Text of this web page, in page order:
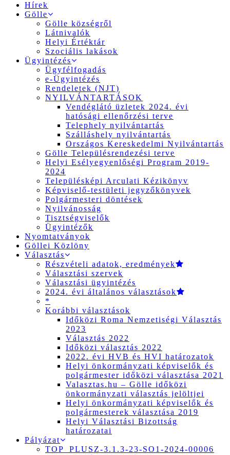
Hírek
Gölle
Gölle községről
Látnivalók
Helyi Értéktár
Szociális lakások
Ügyintézés
Ügyfélfogadás
e-Ügyintézés
Rendeletek (NJT)
NYILVÁNTARTÁSOK
Vendéglátó üzletek 2024. évi
hatósági ellenőrzési terve
Telephely nyilvántartás
Szálláshely nyilvántartás
Országos Kereskedelmi Nyilvántartás
Gölle Településrendezési terve
Helyi Esélyegyenlőségi Program 2019-
2024
Településképi Arculati Kézikönyv
Képviselő-testületi jegyzőkönyvek
Polgármesteri döntések
Nyilvánosság
Tisztségviselők
Ügyintézők
Nyomtatványok
Göllei Közlöny
Választás
Részvételi adatok, eredmények
Választási szervek
Választási ügyintézés
2024. évi általános választások
*
Korábbi választások
Időközi Roma Nemzetiségi Választás
2023
Választás 2022
Időközi választás 2022
2022. évi HVB és HVI határozatok
Helyi önkormányzati képviselők és
polgármester időközi választása 2021
Valasztas.hu – Gölle időközi
önkormányzati választás jelöltjei
Helyi önkormányzati képviselők és
polgármesterek választása 2019
Helyi Választási Bizottság
határozatai
Pályázat
TOP_PLUSZ-3.1.3-23-SO1-2024-00006